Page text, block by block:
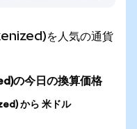
を人気の通貨
の今日の換算価格
から 米ドル